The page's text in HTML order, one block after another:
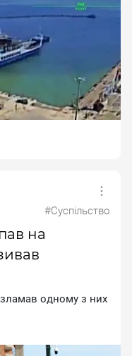
#Суспільство
на
oднoму з ниx